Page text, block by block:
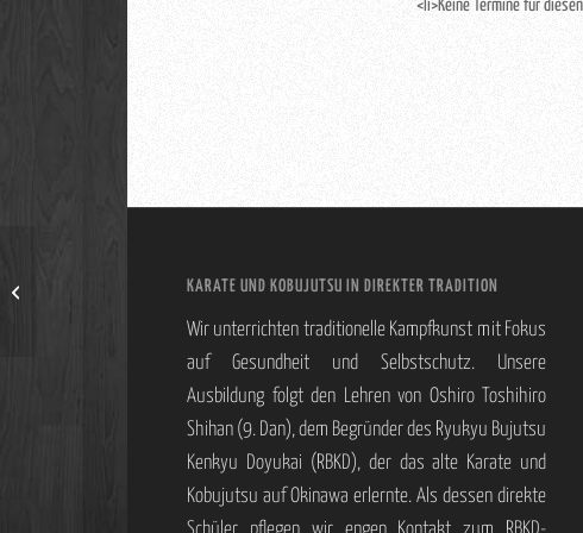
<li>Keine Termine für
KARATE UND KOBUJUTSU IN DIREKTER TRADITION
Wir unterrichten traditionelle Kampfkunst mit Fokus
auf Gesundheit und Selbstschutz. Unsere
Ausbildung folgt den Lehren von Oshiro Toshihiro
Shihan (9. Dan), dem Begründer des Ryukyu Bujutsu
Kenkyu Doyukai (RBKD), der das alte Karate und
Kobujutsu auf Okinawa erlernte. Als dessen direkte